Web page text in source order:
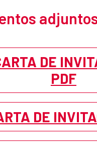
DE
PDF
DE